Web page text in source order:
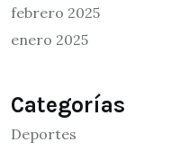
febrero 2025
enero 2025
Categorías
Deportes